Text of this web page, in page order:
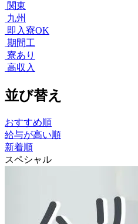
関東
九州
即入寮OK
期間工
寮あり
高収入
並び替え
おすすめ順
給与が高い順
新着順
スペシャル